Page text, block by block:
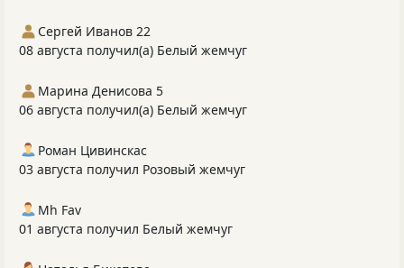
Сергей Иванов 22
08 августа получил(а) Белый жемчуг
Марина Денисова 5
06 августа получил(а) Белый жемчуг
Роман Цивинскас
03 августа получил Розовый жемчуг
Mh Fav
01 августа получил Белый жемчуг